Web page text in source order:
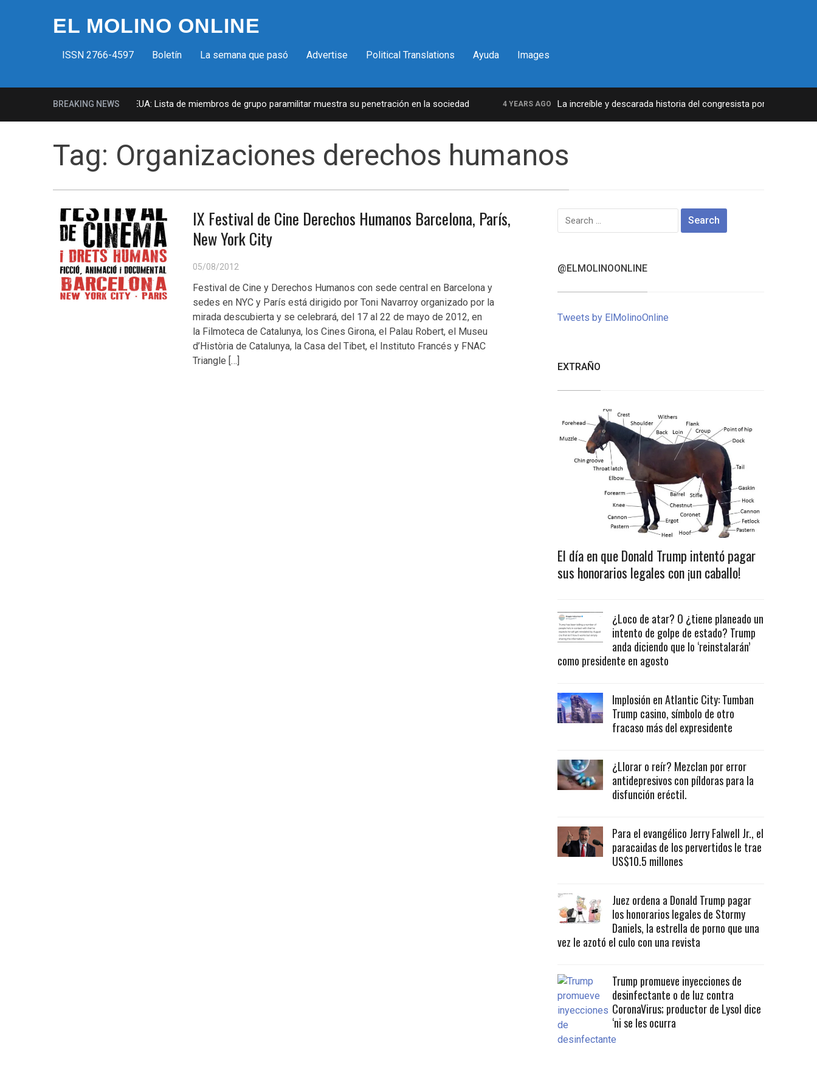
EL MOLINO ONLINE
ISSN 2766-4597 Boletín La semana que pasó Advertise Political Translations Ayuda Images
BREAKING NEWS
Milicias fascistas en EUA: Lista de miembros de grupo paramilitar muestra su penetración en la sociedad 4 YEARS AGO La increíble y descarada historia del congresista por NY George
Tag: Organizaciones derechos humanos
IX Festival de Cine Derechos Humanos Barcelona, París,
New York City
05/08/2012
Festival de Cine y Derechos Humanos con sede central en Barcelona y
sedes en NYC y París está dirigido por Toni Navarroy organizado por la
mirada descubierta y se celebrará, del 17 al 22 de mayo de 2012, en
la Filmoteca de Catalunya, los Cines Girona, el Palau Robert, el Museu
d’Història de Catalunya, la Casa del Tibet, el Instituto Francés y FNAC
Triangle […]
Search
for:
@ELMOLINOONLINE
Tweets by ElMolinoOnline
EXTRAÑO
El día en que Donald Trump intentó pagar
sus honorarios legales con ¡un caballo!
¿Loco de atar? O ¿tiene planeado un
intento de golpe de estado? Trump
anda diciendo que lo ‘reinstalarán’
como presidente en agosto
Implosión en Atlantic City: Tumban
Trump casino, símbolo de otro
fracaso más del expresidente
¿Llorar o reír? Mezclan por error
antidepresivos con píldoras para la
disfunción eréctil.
Para el evangélico Jerry Falwell Jr., el
paracaidas de los pervertidos le trae
US$10.5 millones
Juez ordena a Donald Trump pagar
los honorarios legales de Stormy
Daniels, la estrella de porno que una
vez le azotó el culo con una revista
Trump promueve inyecciones de
desinfectante o de luz contra
CoronaVirus; productor de Lysol dice
‘ni se les ocurra